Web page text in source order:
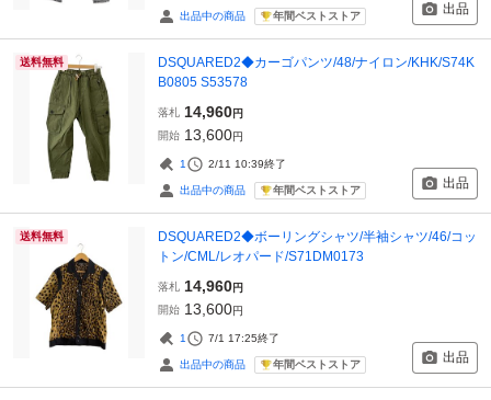
出品中の商品 年間ベストストア 出品
送料無料
DSQUARED2◆カーゴパンツ/48/ナイロン/KHK/S74K
B0805 S53578
落札 14,960円
開始 13,600円
1 2/11 10:39終了
出品中の商品 年間ベストストア 出品
送料無料
DSQUARED2◆ボーリングシャツ/半袖シャツ/46/コッ
トン/CML/レオパード/S71DM0173
落札 14,960円
開始 13,600円
1 7/1 17:25終了
出品中の商品 年間ベストストア 出品